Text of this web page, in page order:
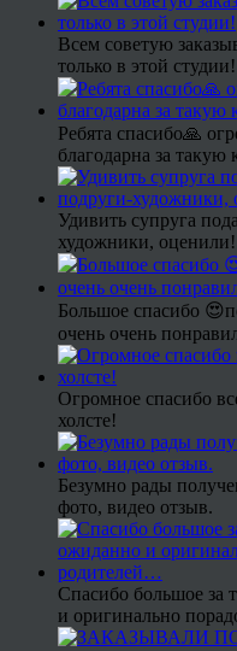
Всем советую
только в этой студии!
Ребята спасибо🙏
благодарна за такую
Удивить супруга
художники, оценили!
Большое спасибо
очень очень
Огромное спасибо
холсте!
Безумно рады
фото, видео отзыв.
Спасибо большое за
и оригинально